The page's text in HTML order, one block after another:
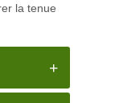
la tenue